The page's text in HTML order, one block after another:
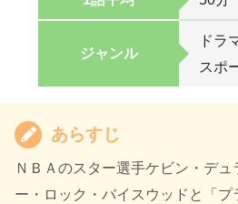
ジャンル
ドラ
スポ
あらすじ
ＮＢＡのスター選手ケビン・デ
ー・ロック・バイスウッドと「